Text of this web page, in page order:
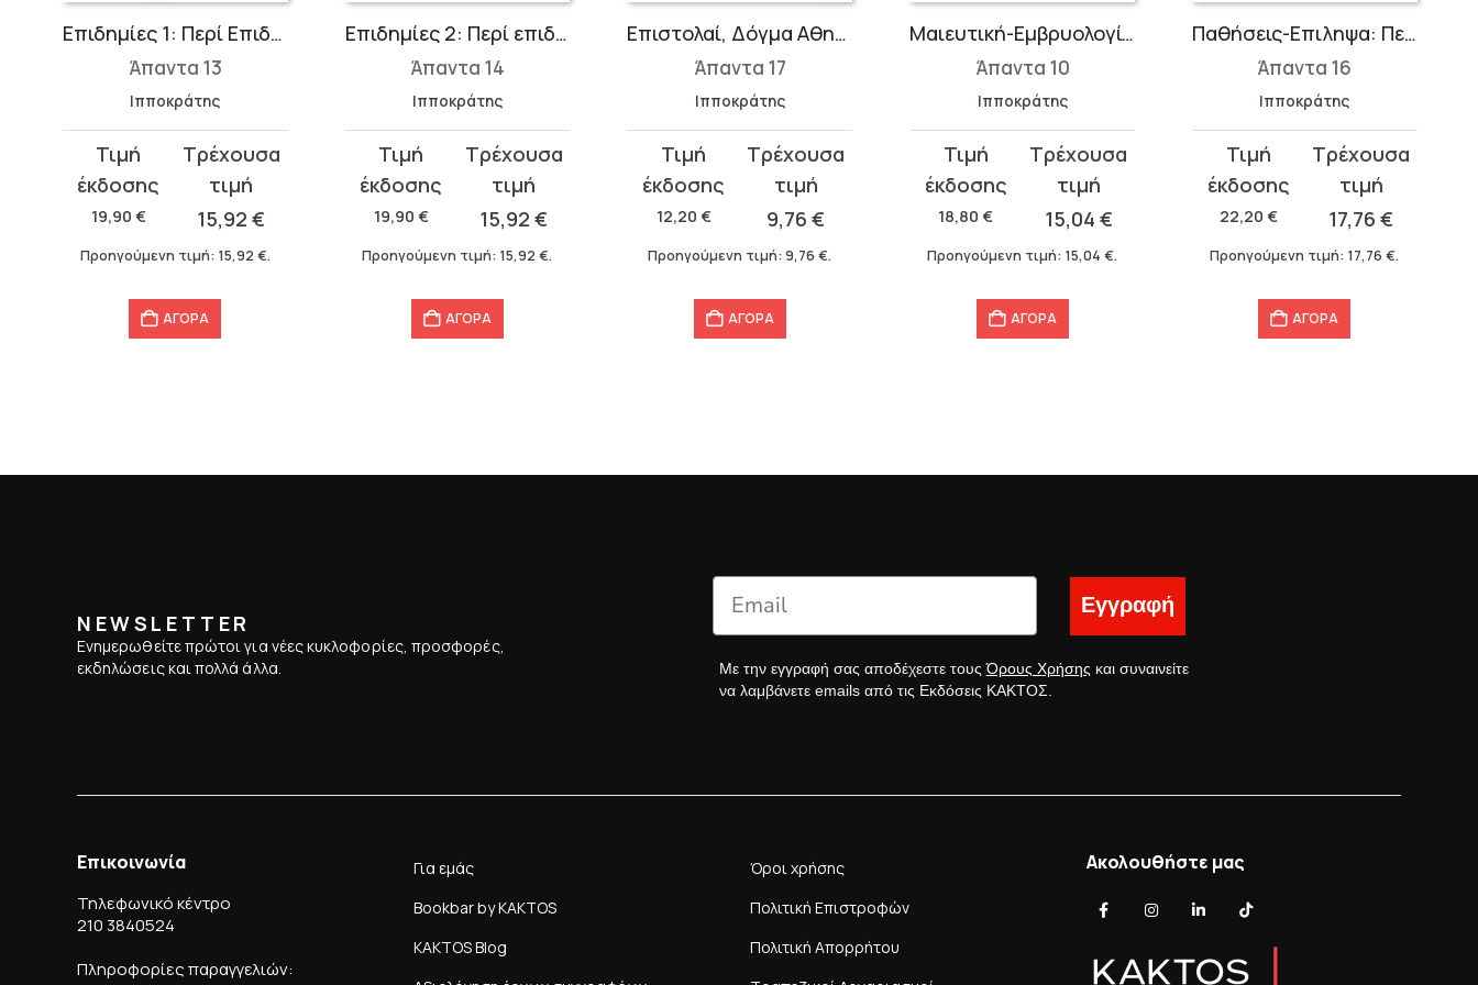
Επιδημίες 1: Περί Επιδημιών Α΄-Δ΄
Άπαντα 13
Ιπποκράτης
19,90 €
Original
price
was:
19,90 €.
15,92€
τρέχουσα
τιμή
είναι:
Προηγούμενη τιμή: 15,92 €.
ΑΓΟΡΑ
Επιδημίες 2: Περί επιδημιών Ε΄-Ζ΄
Άπαντα 14
Ιπποκράτης
19,90 €
Original
price
was:
19,90 €.
15,92€
τρέχουσα
τιμή
είναι:
Προηγούμενη τιμή: 15,92€.
ΑΓΟΡΑ
Επιστολαί, Δόγμα Αθηναίων, Επιβώμιος, Πρεσβευτικός
Άπαντα 17
Ιπποκράτης
12,20 €
Original
price
was:
12,20 €.
9,76€
τρέχουσα
τιμή
είναι:
Προηγούμενη τιμή:9,76€.
ΑΓΟΡΑ
Μαιευτική-Εμβρυολογία: Περί Επικυήσεως, Περί Εγκατατομής Εμβρύου, Περί Επταμήνου, Περί Οκταμήνου, Περί Οδοντοφυΐης, Περί Εβδομάδων
Άπαντα 10
Ιπποκράτης
18,80€
Original
price
was:
18,80 €.
15,04 €
τρέχουσα
τιμή
είναι:
Προηγούμενη τιμή: 15,04€.
ΑΓΟΡΑ
Παθήσεις-Επιληψα: Περί παθών, Περί των εντός παθών, Περί ιερής νούσου, Περί τόπων των κατ’ άνθρωπον
Άπαντα 16
Ιπποκράτης
22,20 €
Original
price
was:
22,20 €.
17,76€
τρέχουσα
τιμή
είναι:
Προηγούμενη τιμή: 17,76€.
ΑΓΟΡΑ
NEWSLETTER
Ενημερωθείτε πρώτοι για νέες κυκλοφορίες, προσφορές,
εκδηλώσεις και πολλά άλλα.
Εγγραφή
Με την εγγραφή σας αποδέχεστε τουςΌρους Χρήσης και συναινείτε
να λαμβάνετε emails από τις Εκδόσεις ΚΑΚΤΟΣ.
Επικοινωνία
Τηλεφωνικό κέντρο
210 3840524
Πληροφορίες παραγγελιών:
Για εμάς
Bookbar by KAKTOS
KAKTOS Blog
Όροι χρήσης
Πολιτική Επιστροφών
Πολιτική Απορρήτου
Ακολουθήστε μας